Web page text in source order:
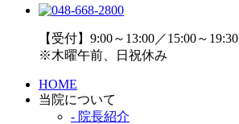
【受付】9:00～13:00／15:00～19:30
※木曜午前、日祝休み
HOME
当院について
- 院長紹介